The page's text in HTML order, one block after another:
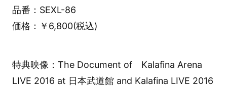
品番：SEXL-86
価格：￥6,800(税込)
特典映像：The Document of Kalafina Arena
LIVE 2016 at 日本武道館 and Kalafina LIVE 2016